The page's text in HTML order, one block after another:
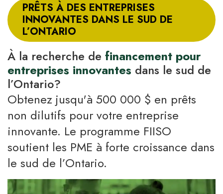
PRÊTS À DES ENTREPRISES
INNOVANTES DANS LE SUD DE
L’ONTARIO
À la recherche de financement pour
entreprises innovantes dans le sud de
l’Ontario?
Obtenez jusqu'à 500 000 $ en prêts
non dilutifs pour votre entreprise
innovante. Le programme FIISO
soutient les PME à forte croissance dans
le sud de l’Ontario.